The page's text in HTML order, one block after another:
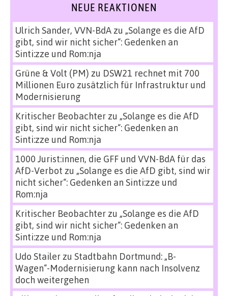
NEUE REAKTIONEN
Ulrich Sander, VVN-BdAzu „Solange es die AfD
gibt, sind wir nicht sicher“: Gedenken an
Sinti:zze und Rom:nja
Grüne & Volt (PM) zu DSW21 rechnet mit 700
Millionen Euro zusätzlich für Infrastruktur und
Modernisierung
Kritischer Beobachterzu „Solange es die AfD
gibt, sind wir nicht sicher“: Gedenken an
Sinti:zze und Rom:nja
1000 Jurist:innen, die GFF und VVN-BdA für das
AfD-Verbot zu „Solange es die AfD gibt, sind wir
nicht sicher“: Gedenken an Sinti:zze und
Rom:nja
Kritischer Beobachterzu „Solange es die AfD
gibt, sind wir nicht sicher“: Gedenken an
Sinti:zze und Rom:nja
Udo Stailerzu Stadtbahn Dortmund: „B-
Wagen“-Modernisierung kann nach Insolvenz
doch weitergehen